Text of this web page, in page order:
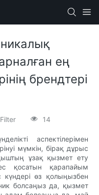
ең
брендтері
14
аспектілерімен
мүмкін, бірақ дұрыс
ұзақ қызмет ету
қосатын қарапайым
күндері өз қолыңызбен
болсаңыз да, қызмет